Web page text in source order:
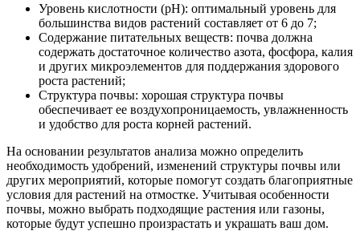
Уровень кислотности (pH): оптимальный уровень для
большинства видов растений составляет от 6 до 7;
Содержание питательных веществ: почва должна
содержать достаточное количество азота, фосфора, калия
и других микроэлементов для поддержания здорового
роста растений;
Структура почвы: хорошая структура почвы
обеспечивает ее воздухопроницаемость, увлажненность
и удобство для роста корней растений.
На основании результатов анализа можно определить
необходимость удобрений, изменений структуры почвы или
других мероприятий, которые помогут создать благоприятные
условия для растений на отмостке. Учитывая особенности
почвы, можно выбрать подходящие растения или газоны,
которые будут успешно произрастать и украшать ваш дом.